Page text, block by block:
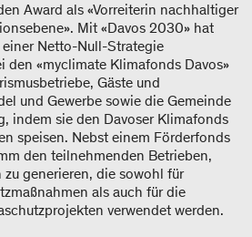
Award als «Vorreiterin nachhaltiger
Mit «Davos 2030» hat
Netto-Null-Strategie
den «myclimate Klimafonds Davos»
Gäste und
und Gewerbe sowie die Gemeinde
indem sie den Davoser Klimafonds
speisen. Nebst einem Förderfonds
den teilnehmenden Betrieben,
generieren, die sowohl für
als auch für die
verwendet werden.